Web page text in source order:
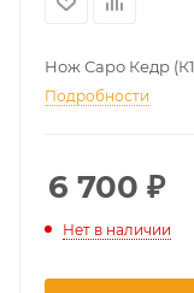
Нож Саро Кедр
Подробности
6 700 ₽
Нет в наличии